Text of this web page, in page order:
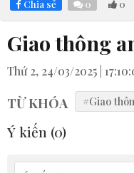
Chia sẻ 0 0
Giao thông
Thứ 2, 24/03/2025 |
TỪ KHÓA #Giao
Ý kiến (0)